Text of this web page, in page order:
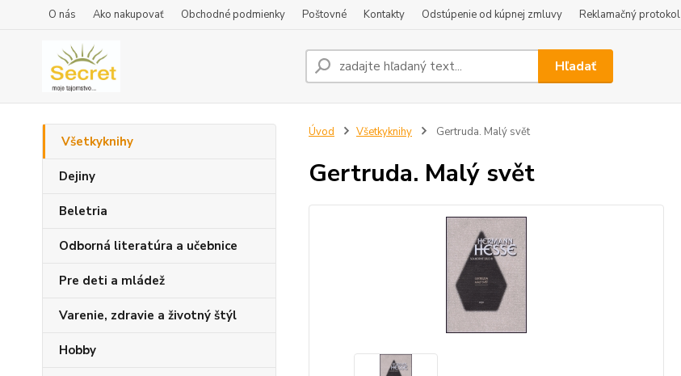
O nás Ako nakupovať Obchodné podmienky Poštovné Kontakty Odstúpenie od kúpnej zmluvy Reklamačný protokol
Hľadať
Všetkyknihy
Dejiny
Beletria
Odborná literatúra a učebnice
Pre deti a mládež
Varenie, zdravie a životný štýl
Hobby
Úvod Všetkyknihy Gertruda. Malý svět
Gertruda. Malý svět